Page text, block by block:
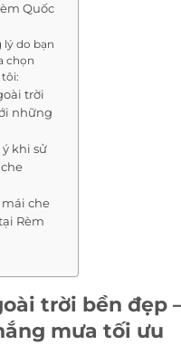
Quốc
lý do bạn
chọn
trời
những
ý khi sử
mái che
Rèm
trời bền đẹp
mưa tối ưu